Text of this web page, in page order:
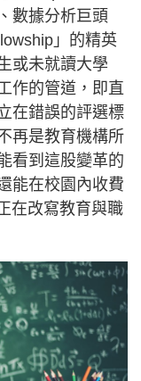
數據分析巨頭
」的精英
或未就讀大學
作的管道，即直
在錯誤的評選標
再是教育機構所
看到這股變革的
能在校園內收費
在改寫教育與職